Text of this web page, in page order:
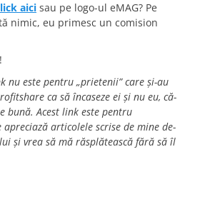
aici sau pe logo-ul eMAG? Pe
nimic, eu primesc un comision
nu este pentru „prietenii” care și-au
ca să încaseze ei și nu eu, că-
bună. Acest link este pentru
articolele scrise de mine de-
și vrea să mă răsplătească fără să îl